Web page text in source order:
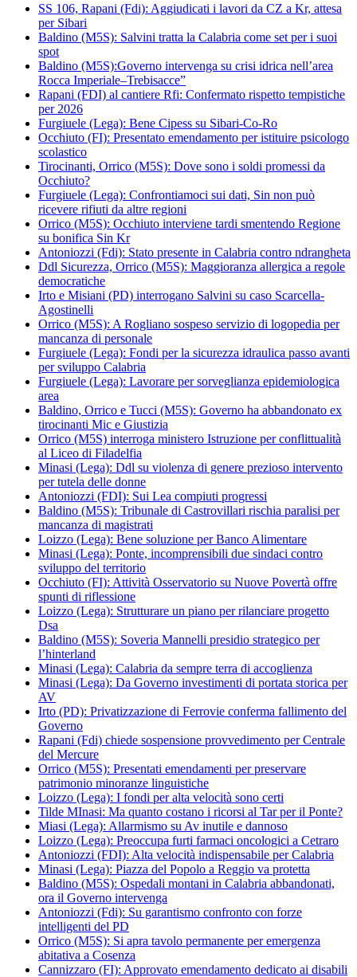
SS 106, Rapani (Fdi): Aggiudicati i lavori da CZ a Kr, attesa
per Sibari
Baldino (M5S): Salvini tratta la Calabria come set per i suoi
spot
Baldino (M5S):Governo intervenga su crisi idrica nell’area
Rocca Imperiale–Trebisacce”
Rapani (FDI) al cantiere Rfi: Confermato rispetto tempistiche
per 2026
Furgiuele (Lega): Bene Cipess su Sibari-Co-Ro
Occhiuto (FI): Presentato emendamento per istituire psicologo
scolastico
Tirocinanti, Orrico (M5S): Dove sono i soldi promessi da
Occhiuto?
Furgiuele (Lega): Confrontiamoci sui dati, Sin non può
ricevere rifiuti da altre regioni
Orrico (M5S): Occhiuto interviene tardi smentendo Regione
su bonifica Sin Kr
Antoniozzi (Fdi): Stato presente in Calabria contro ndrangheta
Ddl Sicurezza, Orrico (M5S): Maggioranza allergica a regole
democratiche
Irto e Misiani (PD) interrogano Salvini su caso Scarcella-
Agostinelli
Orrico (M5S): A Rogliano sospeso servizio di logopedia per
mancanza di personale
Furgiuele (Lega): Fondi per la sicurezza idraulica passo avanti
per sviluppo Calabria
Furgiuele (Lega): Lavorare per sorveglianza epidemiologica
area
Baldino, Orrico e Tucci (M5S): Governo ha abbandonato ex
tirocinanti Mic e Giustizia
Orrico (M5S) interroga ministero Istruzione per conflittualità
al Liceo di Filadelfia
Minasi (Lega): Ddl su violenza di genere prezioso intervento
per tutela delle donne
Antoniozzi (FDI): Sui Lea compiuti progressi
Baldino (M5S): Tribunale di Castrovillari rischia paralisi per
mancanza di magistrati
Loizzo (Lega): Bene soluzione per Banco Alimentare
Minasi (Lega): Ponte, incomprensibili due sindaci contro
sviluppo del territorio
Occhiuto (FI): Attività Osservatorio su Nuove Povertà offre
spunti di riflessione
Loizzo (Lega): Strutturare un piano per rilanciare progetto
Dsa
Baldino (M5S): Soveria Mannelli presidio strategico per
l’hinterland
Minasi (Lega): Calabria da sempre terra di accoglienza
Minasi (Lega): Da Governo investimenti di portata storica per
AV
Irto (PD): Privatizzazione di Ferrovie conferma fallimento del
Governo
Rapani (Fdi) chiede sospensione provvedimento per Centrale
del Mercure
Orrico (M5S): Presentati emendamenti per preservare
patrimonio minoranze linguistiche
Loizzo (Lega): I fondi per alta velocità sono certi
Tilde MInasi: Ma quanto costano i ricorsi al Tar per il Ponte?
Miasi (Lega): Allarmismo su Av inutile e dannoso
Loizzo (Lega): Preoccupa furti farmaci oncologici a Cetraro
Antoniozzi (FDI): Alta velocità indispensabile per Calabria
Minasi (Lega): Piazza del Popolo a Reggio va protetta
Baldino (M5S): Ospedali montani in Calabria abbandonati,
ora il Governo intervenga
Antoniozzi (Fdi): Su garantismo confronto con forze
intelligenti del PD
Orrico (M5S): Si apra tavolo permanente per emergenza
abitativa a Cosenza
Cannizzaro (FI): Approvato emendamento dedicato ai disabili